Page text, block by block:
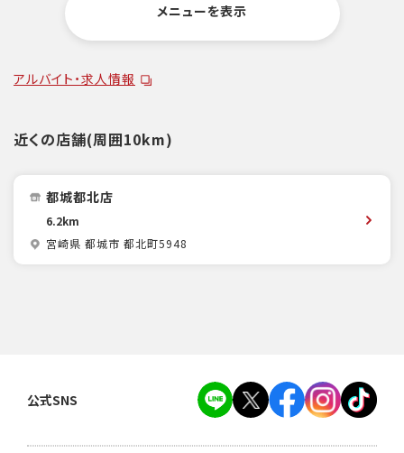
メニューを表示
アルバイト・求人情報
近くの店舗(周囲10km)
都城都北店
6.2km
宮崎県 都城市 都北町5948
公式SNS